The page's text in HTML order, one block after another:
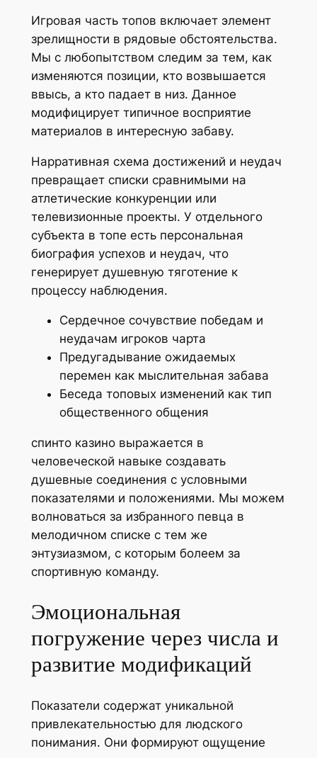
Игровая часть топов включает элемент
зрелищности в рядовые обстоятельства.
Мы с любопытством следим за тем, как
изменяются позиции, кто возвышается
ввысь, а кто падает в низ. Данное
модифицирует типичное восприятие
материалов в интересную забаву.
Нарративная схема достижений и неудач
превращает списки сравнимыми на
атлетические конкуренции или
телевизионные проекты. У отдельного
субъекта в топе есть персональная
биография успехов и неудач, что
генерирует душевную тяготение к
процессу наблюдения.
Сердечное сочувствие победам и
неудачам игроков чарта
Предугадывание ожидаемых
перемен как мыслительная забава
Беседа топовых изменений как тип
общественного общения
спинто казино выражается в
человеческой навыке создавать
душевные соединения с условными
показателями и положениями. Мы можем
волноваться за избранного певца в
мелодичном списке с тем же
энтузиазмом, с которым болеем за
спортивную команду.
Эмоциональная
погружение через числа и
развитие модификаций
Показатели содержат уникальной
привлекательностью для людского
понимания. Они формируют ощущение